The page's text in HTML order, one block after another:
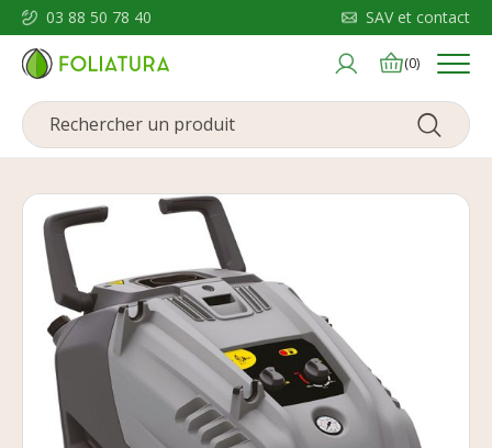
03 88 50 78 40 SAV et contact
(0) Menu